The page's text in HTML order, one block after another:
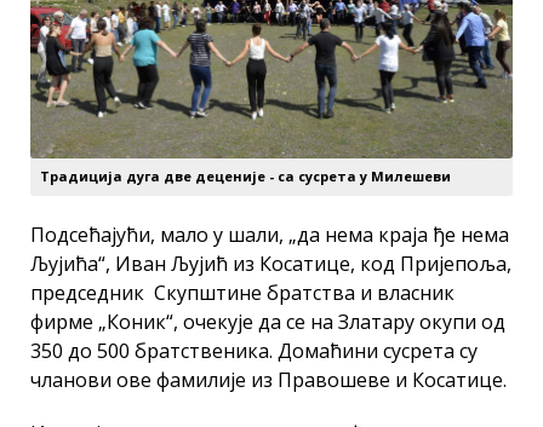
Традиција дуга две деценије - са сусрета у Милешеви
Подсећајући, мало у шали, „да нема краја ђе нема
Љујића“, Иван Љујић из Косатице, код Пријепоља,
председник Скупштине братства и власник
фирме „Коник“, очекује да се на Златару окупи од
350 до 500 братственика. Домаћини сусрета су
чланови ове фамилије из Правошеве и Косатице.